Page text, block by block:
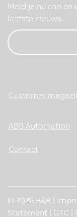
Meld je nu aan
laatste nieuws.
Customer
ABB Automation
Contact
© 2026 B&R |
Statement
GTC